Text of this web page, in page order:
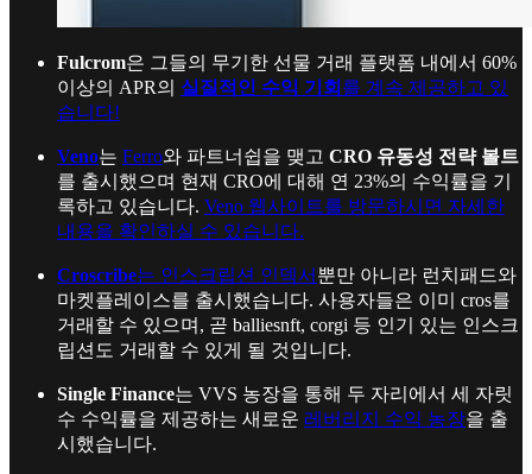
Fulcrom은 그들의 무기한 선물 거래 플랫폼 내에서 60%
이상의 APR의 실질적인 수익 기회 를 계속 제공하고 있
습니다!
Veno는 Ferro와 파트너쉽을 맺고 CRO 유동성 전략 볼트
를 출시했으며 현재 CRO에 대해 연 23%의 수익률을 기
록하고 있습니다. Veno 웹사이트를 방문하시면 자세한
내용을 확인하실 수 있습니다.
Croscribe는 인스크립션 인덱서 뿐만 아니라 런치패드와
마켓플레이스를 출시했습니다. 사용자들은 이미 cros를
거래할 수 있으며, 곧 balliesnft, corgi 등 인기 있는 인스크
립션도 거래할 수 있게 될 것입니다.
Single Finance는 VVS 농장을 통해 두 자리에서 세 자릿
수 수익률을 제공하는 새로운 레버리지 수익 농장을 출
시했습니다.